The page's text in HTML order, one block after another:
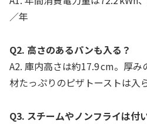
／年
Q2. 高さのあるパンも入る？
A2. 庫内高さは約17.9 cm。厚
材たっぷりのピザトーストは入
Q3. スチームやノンフライは付